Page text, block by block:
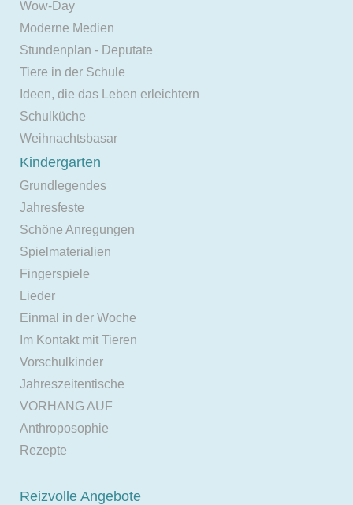
Wow-Day
Moderne Medien
Stundenplan - Deputate
Tiere in der Schule
Ideen, die das Leben erleichtern
Schulküche
Weihnachtsbasar
Kindergarten
Grundlegendes
Jahresfeste
Schöne Anregungen
Spielmaterialien
Fingerspiele
Lieder
Einmal in der Woche
Im Kontakt mit Tieren
Vorschulkinder
Jahreszeitentische
VORHANG AUF
Anthroposophie
Rezepte
Reizvolle Angebote